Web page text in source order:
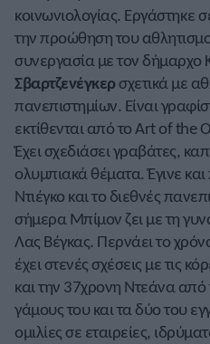
κοινωνιολογίας. Εργάστηκε
την προώθηση του
συνεργασία με τον δήμαρχο
Σβαρτζενέγκερσχετικά με
πανεπιστημίων. Είναι
εκτίθενται από το Art of the
Έχει σχεδιάσει γραβάτες,
ολυμπιακά θέματα. Έγινε
Ντιέγκο και το διεθνές
σήμερα Μπίμον ζει με τη
Λας Βέγκας. Περνάει το
έχει στενές σχέσεις με τις
και την 37χρονη Ντεάνα
γάμους του και τα δύο του
ομιλίες σε εταιρείες,